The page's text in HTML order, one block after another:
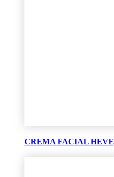
CREMA FACIAL